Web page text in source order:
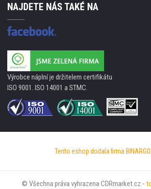
NAJDETE NÁS TAKÉ NA
Výrobce náplní je držitelem certifikátu
ISO 9001. ISO 14001 a STMC.
Tento eshop dodala firma
© Všechna práva vyhrazena CDRmarket.cz -